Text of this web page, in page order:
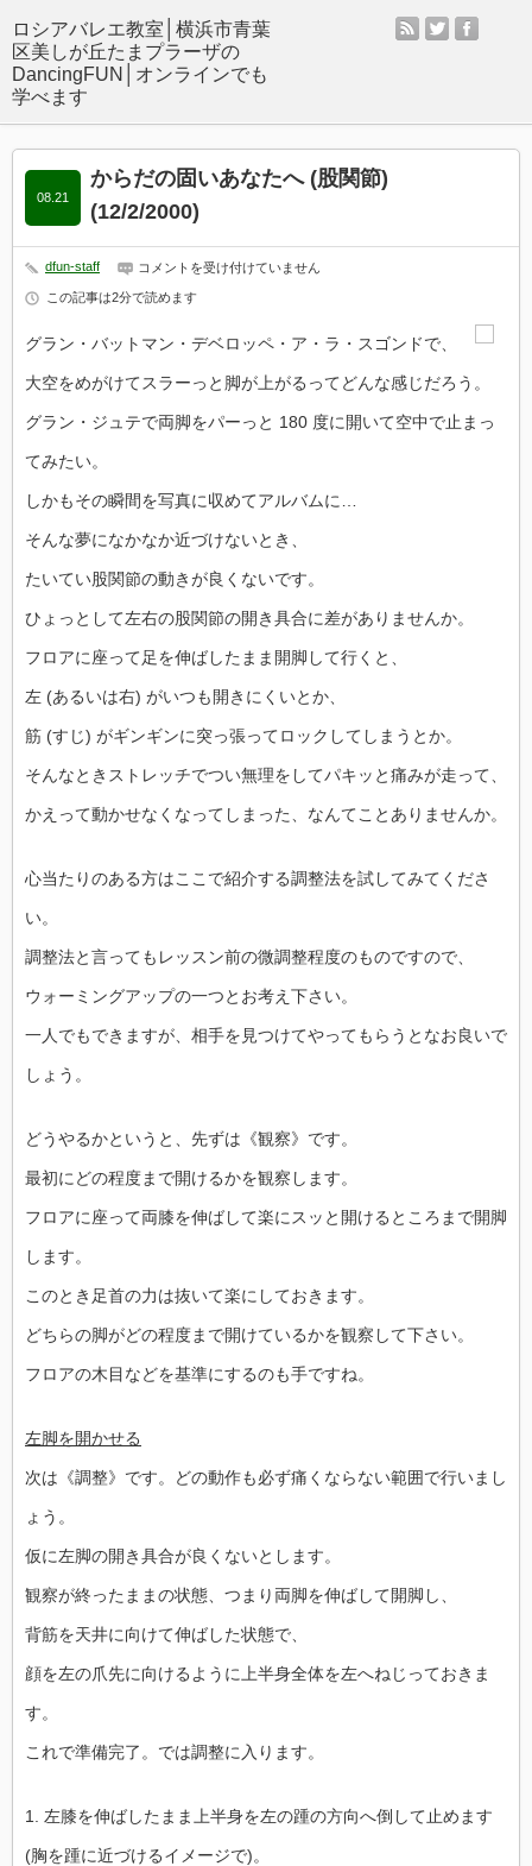
rss twitter
からだの固いあなたへ (股関節)
(12/2/2000)
08.21
dfun-staff
か
だ
固
な
へ
(12/2/2000)
は
コメントを受け付けていません
この記事は2分で読めます
グラン・バットマン・デベロッペ・ア・ラ・スゴンドで、
大空をめがけてスラーっと脚が上がるってどんな感じだろう。
グラン・ジュテで両脚をパーっと 180 度に開いて空中で止まっ
てみたい。
しかもその瞬間を写真に収めてアルバムに…
そんな夢になかなか近づけないとき、
たいてい股関節の動きが良くないです。
ひょっとして左右の股関節の開き具合に差がありませんか。
フロアに座って足を伸ばしたまま開脚して行くと、
左 (あるいは右) がいつも開きにくいとか、
筋 (すじ) がギンギンに突っ張ってロックしてしまうとか。
そんなときストレッチでつい無理をしてパキッと痛みが走って、
かえって動かせなくなってしまった、なんてことありませんか。
心当たりのある方はここで紹介する調整法を試してみてくださ
い。
調整法と言ってもレッスン前の微調整程度のものですので、
ウォーミングアップの一つとお考え下さい。
一人でもできますが、相手を見つけてやってもらうとなお良いで
しょう。
どうやるかというと、先ずは《観察》です。
最初にどの程度まで開けるかを観察します。
フロアに座って両膝を伸ばして楽にスッと開けるところまで開脚
します。
このとき足首の力は抜いて楽にしておきます。
どちらの脚がどの程度まで開けているかを観察して下さい。
フロアの木目などを基準にするのも手ですね。
左脚を開かせる
次は《調整》です。どの動作も必ず痛くならない範囲で行いまし
ょう。
仮に左脚の開き具合が良くないとします。
観察が終ったままの状態、つまり両脚を伸ばして開脚し、
背筋を天井に向けて伸ばした状態で、
顔を左の爪先に向けるように上半身全体を左へねじっておきま
す。
これで準備完了。では調整に入ります。
1. 左膝を伸ばしたまま上半身を左の踵の方向へ倒して止めます
(胸を踵に近づけるイメージで)。